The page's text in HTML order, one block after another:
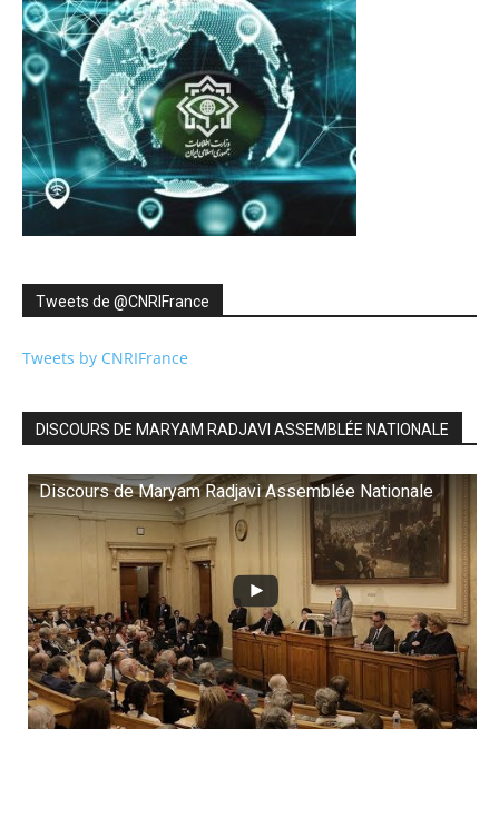
Tweets de ‎@CNRIFrance
Tweets by CNRIFrance
DISCOURS DE MARYAM RADJAVI ASSEMBLÉE NATIONALE
Discours de Maryam Radjavi Assemblée Nationale